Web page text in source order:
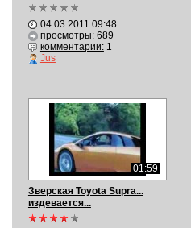
04.03.2011 09:48
просмотры: 689
комментарии:1
Jus
01:59
Зверская Toyota Supra...
издевается...